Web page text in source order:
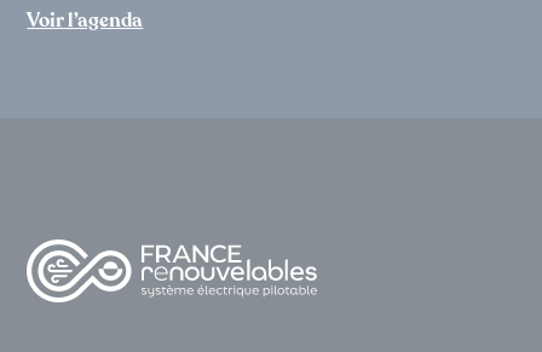
Voir l’agenda